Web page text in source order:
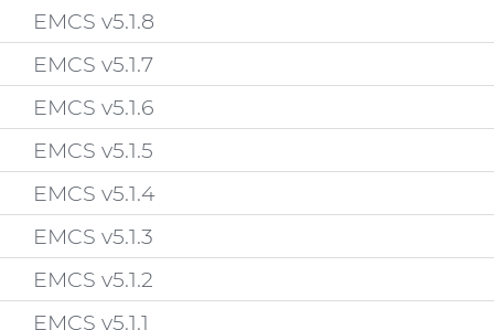
EMCS v5.1.8
EMCS v5.1.7
EMCS v5.1.6
EMCS v5.1.5
EMCS v5.1.4
EMCS v5.1.3
EMCS v5.1.2
EMCS v5.1.1